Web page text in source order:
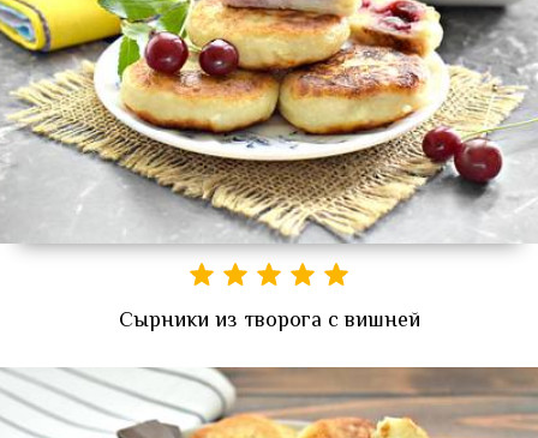
Сырники из творога с вишней